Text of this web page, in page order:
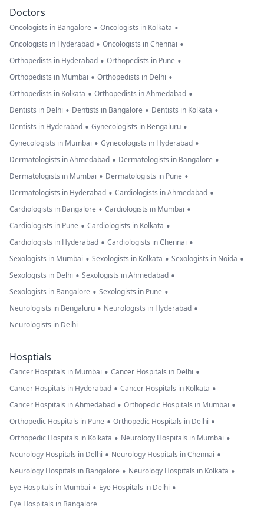
Doctors
Oncologists in Bangalore • Oncologists in Kolkata •
Oncologists in Hyderabad • Oncologists in Chennai •
Orthopedists in Hyderabad • Orthopedists in Pune •
Orthopedists in Mumbai • Orthopedists in Delhi •
Orthopedists in Kolkata • Orthopedists in Ahmedabad •
Dentists in Delhi • Dentists in Bangalore • Dentists in Kolkata •
Dentists in Hyderabad • Gynecologists in Bengaluru •
Gynecologists in Mumbai • Gynecologists in Hyderabad •
Dermatologists in Ahmedabad • Dermatologists in Bangalore •
Dermatologists in Mumbai • Dermatologists in Pune •
Dermatologists in Hyderabad • Cardiologists in Ahmedabad •
Cardiologists in Bangalore • Cardiologists in Mumbai •
Cardiologists in Pune • Cardiologists in Kolkata •
Cardiologists in Hyderabad • Cardiologists in Chennai •
Sexologists in Mumbai • Sexologists in Kolkata • Sexologists in Noida •
Sexologists in Delhi • Sexologists in Ahmedabad •
Sexologists in Bangalore • Sexologists in Pune •
Neurologists in Bengaluru • Neurologists in Hyderabad •
Neurologists in Delhi
Hosptials
Cancer Hospitals in Mumbai • Cancer Hospitals in Delhi •
Cancer Hospitals in Hyderabad • Cancer Hospitals in Kolkata •
Cancer Hospitals in Ahmedabad • Orthopedic Hospitals in Mumbai •
Orthopedic Hospitals in Pune • Orthopedic Hospitals in Delhi •
Orthopedic Hospitals in Kolkata • Neurology Hospitals in Mumbai •
Neurology Hospitals in Delhi • Neurology Hospitals in Chennai •
Neurology Hospitals in Bangalore • Neurology Hospitals in Kolkata •
Eye Hospitals in Mumbai • Eye Hospitals in Delhi •
Eye Hospitals in Bangalore